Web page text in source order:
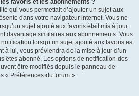
favoris et les abonnements ?
qui vous permettait d’ajouter un sujet aux
dans votre navigateur internet. Vous ne
sujet ajouté aux favoris était mis à jour.
davantage similaires aux abonnements. Vous
lorsqu’un sujet ajouté aux favoris est
à lui, vous préviendra de la mise à jour d’un
êtes abonné. Les options de notification des
être modifiés depuis le panneau de
« Préférences du forum ».